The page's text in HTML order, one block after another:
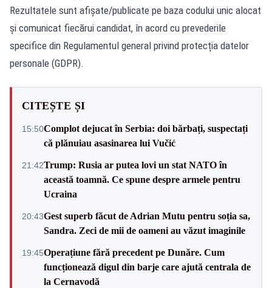
Rezultatele sunt afișate/publicate pe baza codului unic alocat
și comunicat fiecărui candidat, în acord cu prevederile
specifice din Regulamentul general privind protecția datelor
personale (GDPR).
CITEȘTE ȘI
15:50Complot dejucat în Serbia: doi bărbați, suspectați
că plănuiau asasinarea lui Vučić
21:42Trump: Rusia ar putea lovi un stat NATO în
această toamnă. Ce spune despre armele pentru
Ucraina
20:43Gest superb făcut de Adrian Mutu pentru soția sa,
Sandra. Zeci de mii de oameni au văzut imaginile
19:45Operațiune fără precedent pe Dunăre. Cum
funcționează digul din barje care ajută centrala de
la Cernavodă